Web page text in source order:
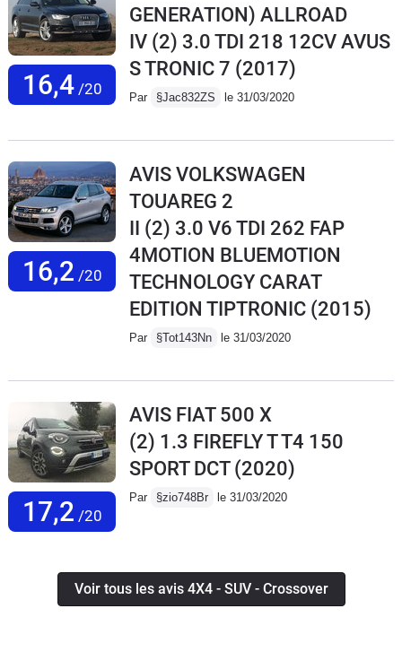
16,4/20
GENERATION) ALLROAD
IV (2) 3.0 TDI 218 12CV AVUS
S TRONIC 7 (2017)
Par §Jac832ZS le 31/03/2020
16,2 /20
AVIS VOLKSWAGEN
TOUAREG 2
II (2) 3.0 V6 TDI 262 FAP
4MOTION BLUEMOTION
TECHNOLOGY CARAT
EDITION TIPTRONIC (2015)
Par §Tot143Nn le 31/03/2020
17,2 /20
AVIS FIAT 500 X
(2) 1.3 FIREFLY T T4 150
SPORT DCT(2020)
Par §zio748Br le 31/03/2020
Voir tous les avis 4X4 - SUV - Crossover